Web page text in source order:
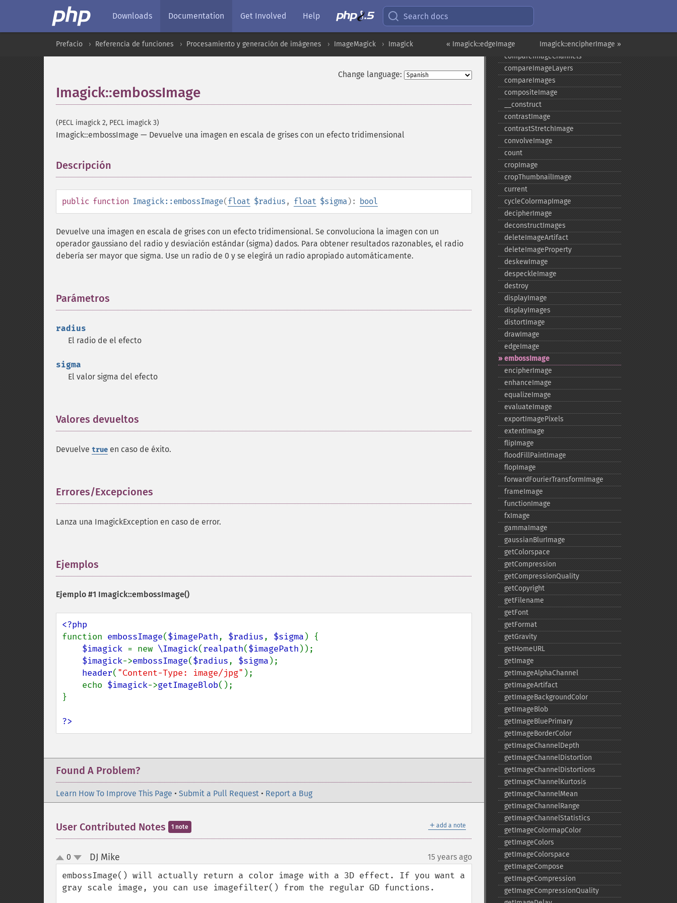
Downloads Documentation Get Involved Help Search docs
Imagick::encipherImage »
« Imagick::edgeImage
Prefacio Referencia de funciones Procesamiento y generación de imágenes ImageMagick Imagick
Change language:
Imagick::embossImage
(PECL imagick 2, PECL imagick 3)
Imagick::embossImage — Devuelve una imagen en escala de grises con un efecto tridimensional
Descripción
public function Imagick::embossImage(float $radius , float $sigma): bool
Devuelve una imagen en escala de grises con un efecto tridimensional. Se convoluciona la imagen con un
operador gaussiano del radio y desviación estándar (sigma) dados. Para obtener resultados razonables, el radio
debería ser mayor que sigma. Use un radio de 0 y se elegirá un radio apropiado automáticamente.
Parámetros
radius
El radio de el efecto
sigma
El valor sigma del efecto
Valores devueltos
Devuelve true en caso de éxito.
Errores/Excepciones
Lanza una ImagickException en caso de error.
Ejemplos
Ejemplo #1 Imagick::embossImage()
function embossImage($imagePath, $radius, $sigma ) {
$imagick = new \Imagick(realpath($imagePath ));
$imagick->embossImage($radius, $sigma );
header( "Content-Type: image/jpg" );
    echo
$imagick->getImageBlob();
}
?>
Found A Problem?
Learn How To Improve This Page • Submit a Pull Request • Report a Bug
＋ add a note
User Contributed Notes 1 note
up
down
0 DJ Mike 15 years ago
embossImage() will actually return a color image with a 3D effect. If you want a
gray scale image, you can use imagefilter() from the regular GD functions.
colorizeImage
combineImages
commentImage
compareImageChannels
compareImageLayers
compareImages
compositeImage
_​_​construct
contrastImage
contrastStretchImage
convolveImage
count
cropImage
cropThumbnailImage
current
cycleColormapImage
decipherImage
deconstructImages
deleteImageArtifact
deleteImageProperty
deskewImage
despeckleImage
destroy
displayImage
displayImages
distortImage
drawImage
edgeImage
embossImage
encipherImage
enhanceImage
equalizeImage
evaluateImage
exportImagePixels
extentImage
flipImage
floodFillPaintImage
flopImage
forwardFourierTransformImage
frameImage
functionImage
fxImage
gammaImage
gaussianBlurImage
getColorspace
getCompression
getCompressionQuality
getCopyright
getFilename
getFont
getFormat
getGravity
getHomeURL
getImage
getImageAlphaChannel
getImageArtifact
getImageBackgroundColor
getImageBlob
getImageBluePrimary
getImageBorderColor
getImageChannelDepth
getImageChannelDistortion
getImageChannelDistortions
getImageChannelKurtosis
getImageChannelMean
getImageChannelRange
getImageChannelStatistics
getImageColormapColor
getImageColors
getImageColorspace
getImageCompose
getImageCompression
getImageCompressionQuality